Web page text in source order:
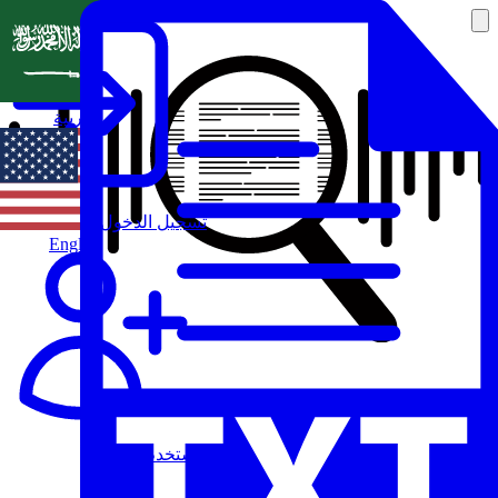
تسجيل الدخول
مستخدم جديد
العربية
English